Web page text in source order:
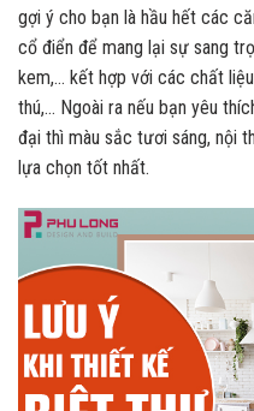
gợi ý cho bạn là hầu hết các
cổ điển để mang lại sự sang
kem,… kết hợp với các chất
thú,… Ngoài ra nếu bạn yêu
đại thì màu sắc tươi sáng, nội
lựa chọn tốt nhất.